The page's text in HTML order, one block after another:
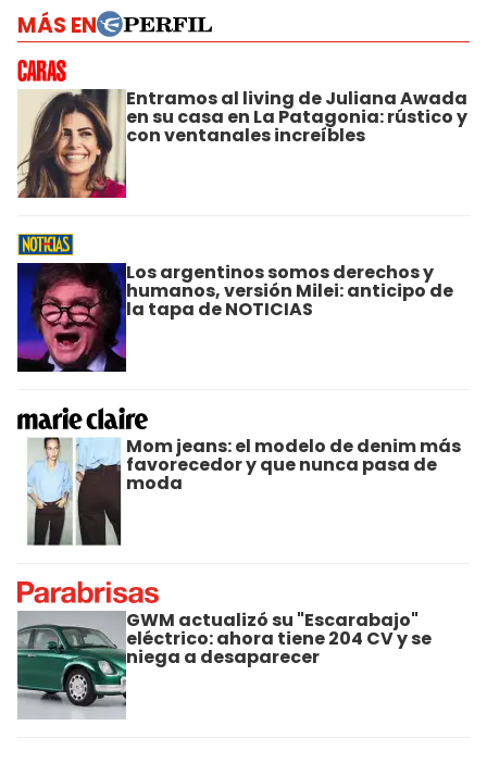
MÁS EN
Entramos al living de Juliana Awada
en su casa en La Patagonia: rústico y
con ventanales increíbles
Los argentinos somos derechos y
humanos, versión Milei: anticipo de
la tapa de NOTICIAS
Mom jeans: el modelo de denim más
favorecedor y que nunca pasa de
moda
GWM actualizó su "Escarabajo"
eléctrico: ahora tiene 204 CV y se
niega a desaparecer